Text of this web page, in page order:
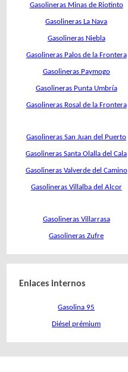
Gasolineras Minas de Riotinto
Gasolineras La Nava
Gasolineras Niebla
Gasolineras Palos de la Frontera
Gasolineras Paymogo
Gasolineras Punta Umbría
Gasolineras Rosal de la Frontera
Gasolineras San Juan del Puerto
Gasolineras Santa Olalla del Cala
Gasolineras Valverde del Camino
Gasolineras Villalba del Alcor
Gasolineras Villarrasa
Gasolineras Zufre
Enlaces internos
Gasolina 95
Diésel prémium